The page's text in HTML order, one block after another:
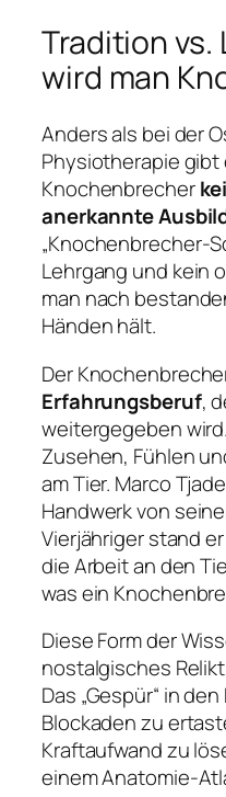
Tradition vs.
wird man
Anders als bei der
Physiotherapie gibt
Knochenbrecher
anerkannte
„Knochenbrecher-
Lehrgang und kein
man nach
Händen hält.
Der
Erfahrungsberuf,
weitergegeben
Zusehen, Fühlen
am Tier. Marco
Handwerk von
Vierjähriger stand
die Arbeit an den
was ein
Diese Form der
nostalgisches
Das „Gespür“ in
Blockaden zu
Kraftaufwand zu
einem Anatomie-